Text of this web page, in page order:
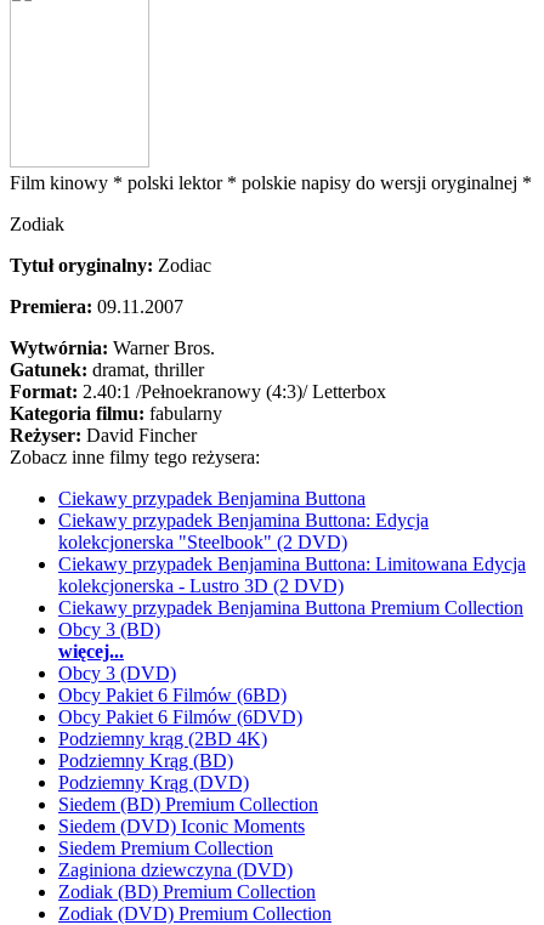
Film kinowy * polski lektor * polskie napisy do wersji oryginalnej *
Zodiak
Tytuł oryginalny: Zodiac
Premiera: 09.11.2007
Wytwórnia: Warner Bros.
Gatunek: dramat, thriller
Format: 2.40:1 /Pełnoekranowy (4:3)/Letterbox
Kategoria filmu: fabularny
Reżyser: David Fincher
Zobacz inne filmy tego reżysera:
Ciekawy przypadek Benjamina Buttona
Ciekawy przypadek Benjamina Buttona: Edycja
kolekcjonerska "Steelbook" (2 DVD)
Ciekawy przypadek Benjamina Buttona: Limitowana Edycja
kolekcjonerska - Lustro 3D (2 DVD)
Ciekawy przypadek Benjamina Buttona Premium Collection
Obcy 3 (BD)
więcej...
Obcy 3 (DVD)
Obcy Pakiet 6 Filmów (6BD)
Obcy Pakiet 6 Filmów (6DVD)
Podziemny krąg (2BD 4K)
Podziemny Krąg (BD)
Podziemny Krąg (DVD)
Siedem (BD) Premium Collection
Siedem (DVD) Iconic Moments
Siedem Premium Collection
Zaginiona dziewczyna (DVD)
Zodiak (BD) Premium Collection
Zodiak (DVD) Premium Collection